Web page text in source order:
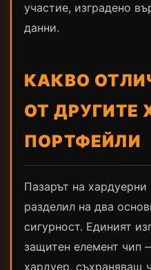
участие, изградено
данни.
КАКВО
ОТ ДРУГИТЕ
ПОРТФЕЙЛИ
Пазарът на
разделил на два
сигурност. Единият
защитен елемент чип
хардуер, съхраняващ